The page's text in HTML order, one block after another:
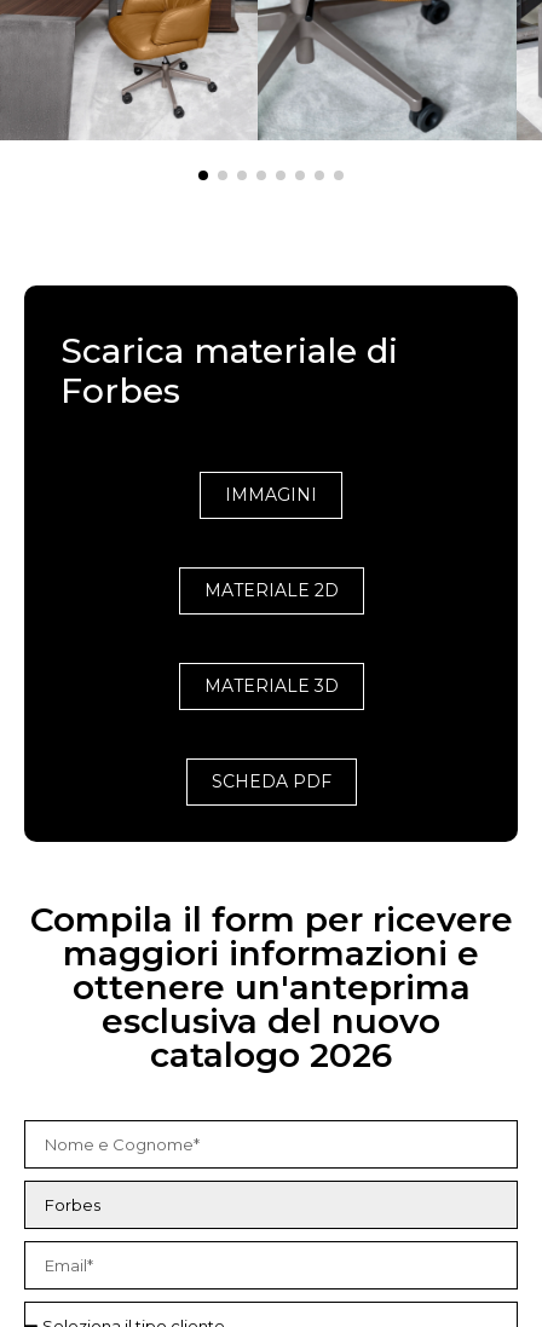
Scarica materiale di
Forbes
IMMAGINI
MATERIALE 2D
MATERIALE 3D
SCHEDA PDF
Compila il form per ricevere
maggiori informazioni e
ottenere un'anteprima
esclusiva del nuovo
catalogo 2026